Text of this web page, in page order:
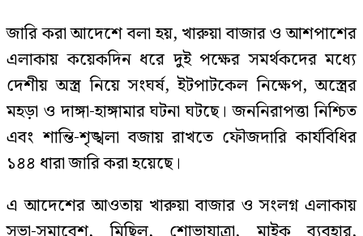
জারি করা আদেশে বলা হয়, খারুয়া বাজার ও আশপাশের
এলাকায় কয়েকদিন ধরে দুই পক্ষের সমর্থকদের মধ্যে
দেশীয় অস্ত্র নিয়ে সংঘর্ষ, ইটপাটকেল নিক্ষেপ, অস্ত্রের
মহড়া ও দাঙ্গা-হাঙ্গামার ঘটনা ঘটছে। জননিরাপত্তা নিশ্চিত
এবং শান্তি-শৃঙ্খলা বজায় রাখতে ফৌজদারি কার্যবিধির
১৪৪ ধারা জারি করা হয়েছে।
এ আদেশের আওতায় খারুয়া বাজার ও সংলগ্ন এলাকায়